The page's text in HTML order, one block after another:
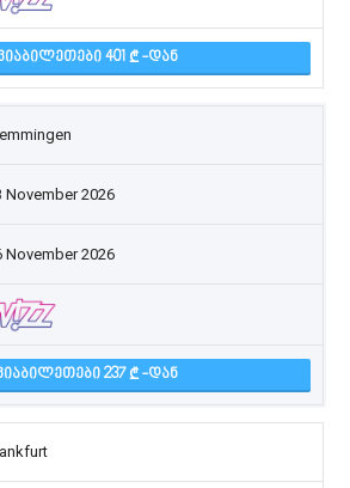
401 -ᲓᲐᲜ
November 2026
November 2026
237 -ᲓᲐᲜ